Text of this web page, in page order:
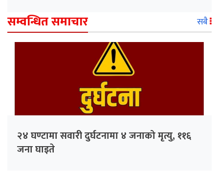
सम्वन्धित समाचार सबै
२४ घण्टामा सवारी दुर्घटनामा ४ जनाको मृत्यु, ११६
जना घाइते